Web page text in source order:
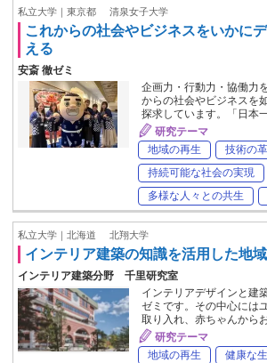
私立大学｜東京都 清泉女子大学
これからの社会やビジネスをいかに
える
安斎 徹ゼミ
企画力・行動力・協働力
からの社会やビジネスを
探求しています。「日本
研究テーマ
地域の再生
技術の
持続可能な社会の実現
多様な人々との共生
私立大学｜北海道 北翔大学
インテリア建築の知識を活用した地
インテリア建築分野 千里研究室
インテリアデザインと建
ゼミです。その中心には
取り入れ、赤ちゃんから
研究テーマ
地域の再生
健康な